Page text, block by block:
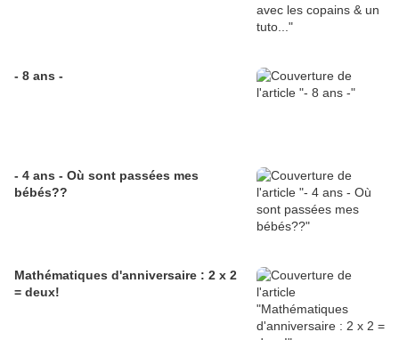
- 8 ans -
- 4 ans - Où sont passées mes
bébés??
Mathématiques d'anniversaire : 2 x 2
= deux!